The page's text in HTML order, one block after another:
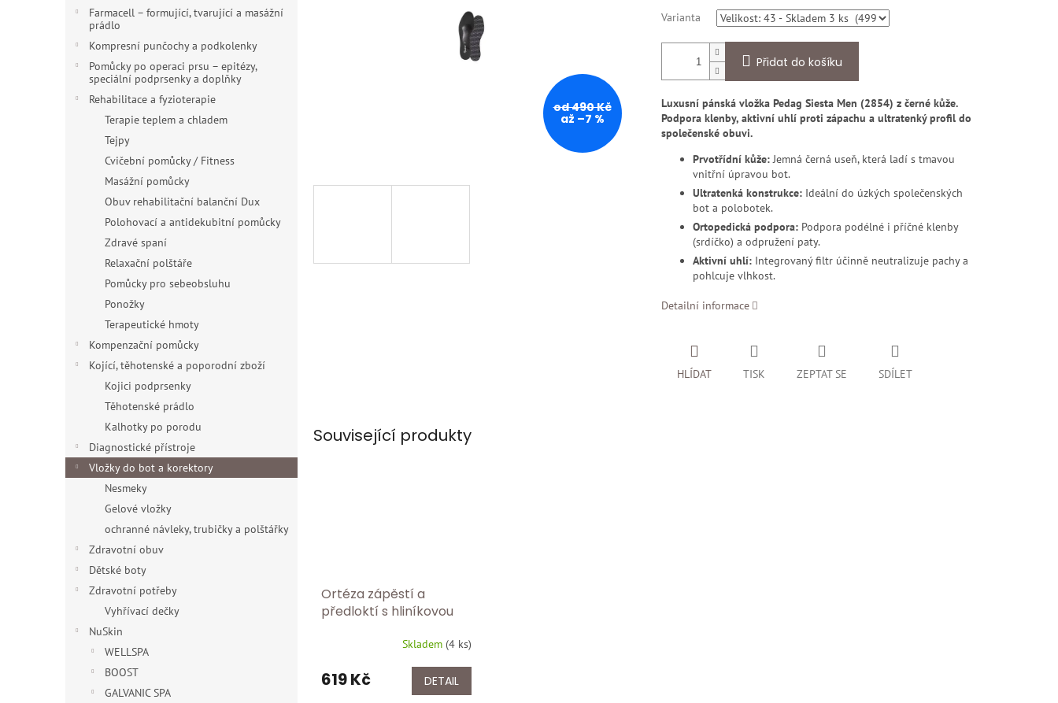
Farmacell – formující, tvarující a masážní
prádlo
Kompresní punčochy a podkolenky
Pomůcky po operaci prsu – epitézy,
speciální podprsenky a doplňky
Rehabilitace a fyzioterapie
Terapie teplem a chladem
Tejpy
Cvičební pomůcky / Fitness
Masážní pomůcky
Obuv rehabilitační balanční Dux
Polohovací a antidekubitní pomůcky
Zdravé spaní
Relaxační polštáře
Pomůcky pro sebeobsluhu
Ponožky
Terapeutické hmoty
Kompenzační pomůcky
Kojící, těhotenské a poporodní zboží
Kojici podprsenky
Těhotenské prádlo
Kalhotky po porodu
Diagnostické přístroje
Vložky do bot a korektory
Nesmeky
Gelové vložky
ochranné návleky, trubičky a polštářky
Zdravotní obuv
Dětské boty
Zdravotní potřeby
Vyhřívací dečky
NuSkin
WELLSPA
BOOST
GALVANIC SPA
od 490 Kč
až –7 %
Varianta
Přidat do košíku
Luxusní pánská vložka Pedag Siesta Men (2854) z černé kůže.
Podpora klenby, aktivní uhlí proti zápachu a ultratenký profil do
společenské obuvi.
Prvotřídní kůže: Jemná černá useň, která ladí s tmavou
vnitřní úpravou bot.
Ultratenká konstrukce: Ideální do úzkých společenských
bot a polobotek.
Ortopedická podpora: Podpora podélné i příčné klenby
(srdíčko) a odpružení paty.
Aktivní uhlí: Integrovaný filtr účinně neutralizuje pachy a
pohlcuje vlhkost.
Detailní informace
TISK ZEPTAT SE
HLÍDAT SDÍLET
Související produkty
Ortéza zápěstí a
předloktí s hliníkovou
Skladem (4 ks)
619 Kč DETAIL